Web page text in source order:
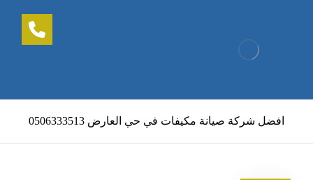
افضل شركة صيانة مكيفات في حي العارض 0506333513